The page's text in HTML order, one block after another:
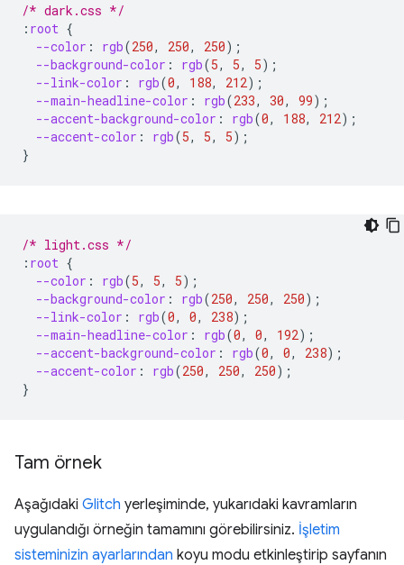
/* dark.css */
: root {
--color : rgb(250, 250, 250);
--background-color : rgb(5, 5, 5);
--link-color : rgb(0, 188, 212);
--main-headline-color : rgb(233, 30, 99);
--accent-background-color : rgb(0, 188, 212);
--accent-color : rgb(5, 5, 5);
}
/* light.css */
: root {
--color : rgb(5, 5, 5);
--background-color : rgb(250, 250, 250);
--link-color : rgb(0, 0, 238);
--main-headline-color : rgb(0, 0, 192);
--accent-background-color : rgb(0, 0, 238);
--accent-color : rgb(250, 250, 250);
}
Tam örnek
Aşağıdaki Glitch yerleşiminde, yukarıdaki kavramların
uygulandığı örneğin tamamını görebilirsiniz. İşletim
sisteminizin ayarlarından koyu modu etkinleştirip sayfanın